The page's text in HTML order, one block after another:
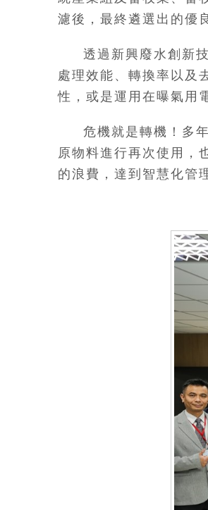
濾後，最終遴選出的優
透過新興廢水創新
處理效能、轉換率以及
性，或是運用在曝氣用
危機就是轉機！多
原物料進行再次使用，
的浪費，達到智慧化管